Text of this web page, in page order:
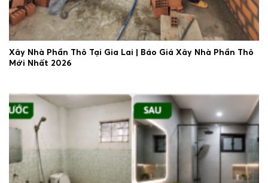
Xây Nhà Phần Thô Tại Gia Lai | Báo Giá Xây Nhà Phần Thô
Mới Nhất 2026